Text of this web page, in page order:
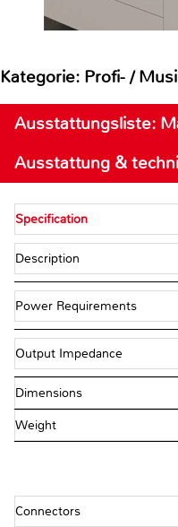
Kategorie: Profi- /
Ausstattungsliste:
Ausstattung &
Specification
Description
Power Requirements
Output Impedance
Dimensions
Weight
Connectors